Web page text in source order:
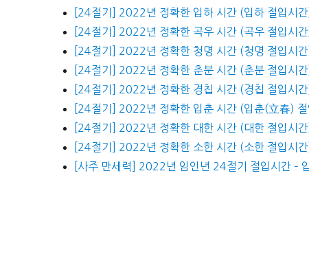
[24절기] 2022년 정확한 입하 시간 (입하 절입시
[24절기] 2022년 정확한 곡우 시간 (곡우 절입시
[24절기] 2022년 정확한 청명 시간 (청명 절입시
[24절기] 2022년 정확한 춘분 시간 (춘분 절입시
[24절기] 2022년 정확한 경칩 시간 (경칩 절입시
[24절기] 2022년 정확한 입춘 시간 (입춘(立春) 절
[24절기] 2022년 정확한 대한 시간 (대한 절입시
[24절기] 2022년 정확한 소한 시간 (소한 절입시
[사주 만세력] 2022년 임인년 24절기 절입시간 –